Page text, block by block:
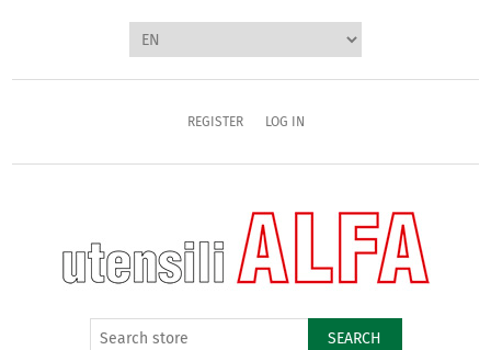
REGISTER LOG IN
SEARCH